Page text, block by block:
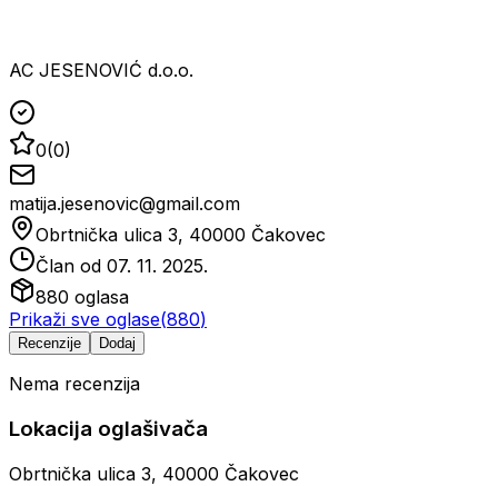
AC JESENOVIĆ d.o.o.
0(0)
matija.jesenovic@gmail.com
Obrtnička ulica 3, 40000 Čakovec
Član od 07. 11. 2025.
880 oglasa
Prikaži sve oglase(880)
Recenzije Dodaj
Nema recenzija
Lokacija oglašivača
Obrtnička ulica 3, 40000 Čakovec